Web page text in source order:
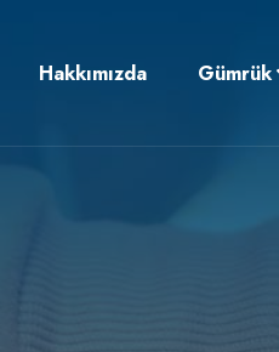
Hakkımızda Gümrük